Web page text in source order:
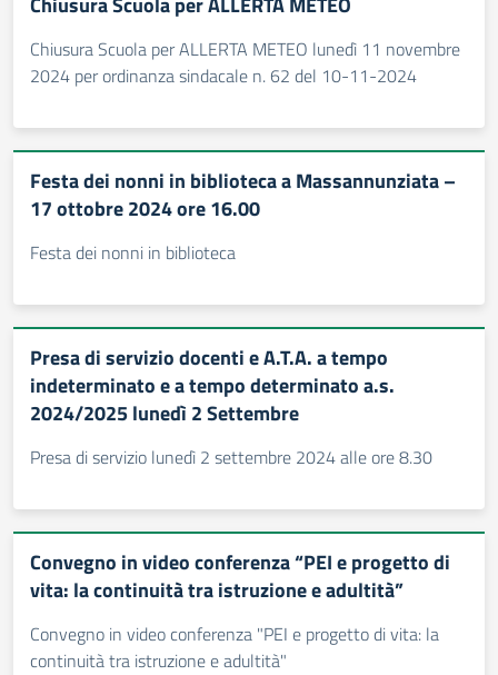
Chiusura Scuola per ALLERTA METEO lunedì 11 novembre
2024 per ordinanza sindacale n. 62 del 10-11-2024
Festa dei nonni in biblioteca a Massannunziata –
17 ottobre 2024 ore 16.00
Festa dei nonni in biblioteca
Presa di servizio docenti e A.T.A. a tempo
indeterminato e a tempo determinato a.s.
2024/2025 lunedì 2 Settembre
Presa di servizio lunedì 2 settembre 2024 alle ore 8.30
Convegno in video conferenza “PEI e progetto di
vita: la continuità tra istruzione e adultità”
Convegno in video conferenza "PEI e progetto di vita: la
continuità tra istruzione e adultità"